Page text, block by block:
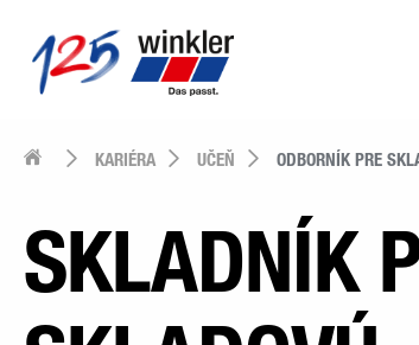
KARIÉRA UČEŇ ODBORNÍK PRE
SKLADNÍK